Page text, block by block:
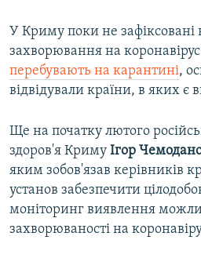
У Криму поки не зафіксовані
захворювання на
перебувають на карантині,
відвідували країни, в яких
Ще на початку лютого
здоров'я Криму Ігор
яким зобов'язав керівників
установ забезпечити
моніторинг виявлення
захворюваності на